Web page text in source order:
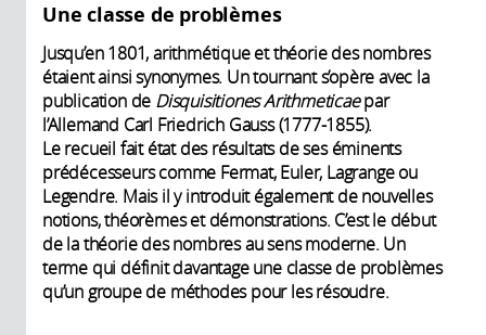
Une classe de problèmes
Jusqu’en 1801, arithmétique et théorie des nombres
étaient ainsi synonymes. Un tournant s’opère avec la
publication de Disquisitiones Arithmeticaepar
l’Allemand Carl Friedrich Gauss (1777-1855).
Le recueil fait état des résultats de ses éminents
prédécesseurs comme Fermat, Euler, Lagrange ou
Legendre. Mais il y introduit également de nouvelles
notions, théorèmes et démonstrations. C’est le début
de la théorie des nombres au sens moderne. Un
terme qui définit davantage une classe de problèmes
qu’un groupe de méthodes pour les résoudre.